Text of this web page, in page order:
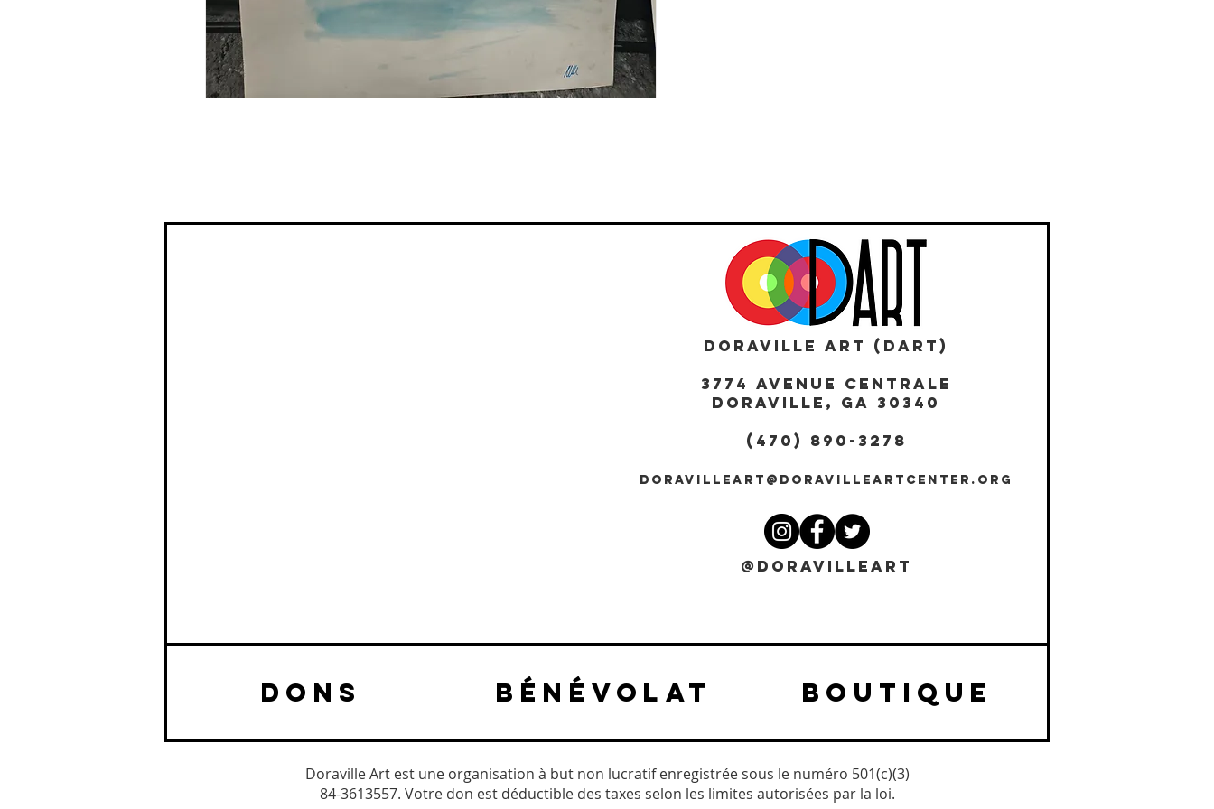
DORAVILLE ART (DART)
3774 AVENUE CENTRALE
DORAVILLE, GA 30340
(470) 890-3278
DORAVILLEART@DORAVILLEARTCENTER.ORG
@DORAVILLEART
DONS BÉNÉVOLAT BOUTIQUE
Doraville Art est une organisation à but non lucratif enregistrée sous le numéro 501(c)(3)
84-3613557. Votre don est déductible des taxes selon les limites autorisées par la loi.